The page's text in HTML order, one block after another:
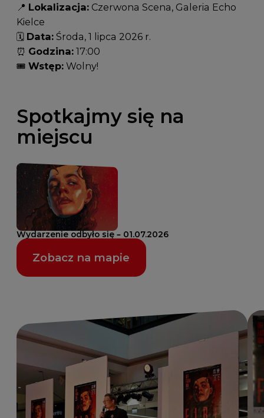
📍 Lokalizacja:Czerwona Scena, Galeria Echo
Kielce
🗓️ Data:Środa, 1 lipca 2026 r.
⏰ Godzina:17:00
🎟️ Wstęp:Wolny!
Spotkajmy się na
miejscu
Wydarzenie odbyło się – 01.07.2026
Zobacz na mapie